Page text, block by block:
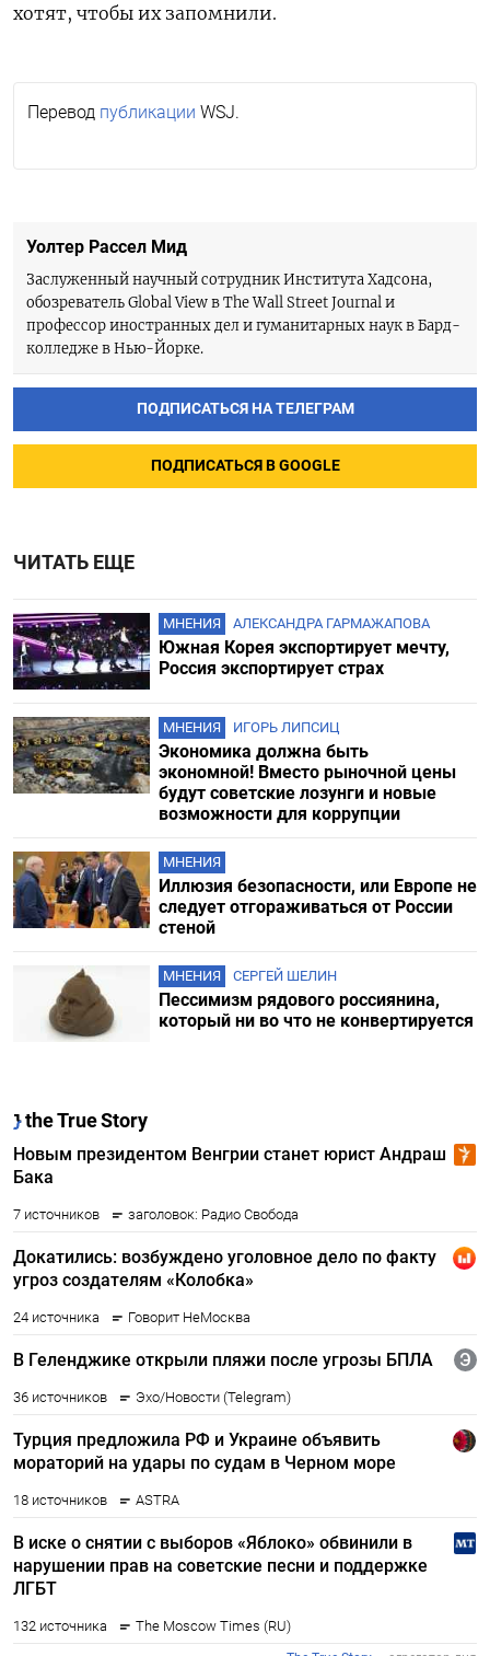
хотят, чтобы их запомнили.
Перевод публикации WSJ.
Уолтер Рассел Мид
Заслуженный научный сотрудник Института Хадсона,
обозреватель Global View в The Wall Street Journal и
профессор иностранных дел и гуманитарных наук в Бард-
колледже в Нью-Йорке.
ПОДПИСАТЬСЯ НА ТЕЛЕГРАМ
ПОДПИСАТЬСЯ В GOOGLE
ЧИТАТЬ ЕЩЕ
МНЕНИЯ АЛЕКСАНДРА ГАРМАЖАПОВА
Южная Корея экспортирует мечту,
Россия экспортирует страх
МНЕНИЯ ИГОРЬ ЛИПСИЦ
Экономика должна быть
экономной! Вместо рыночной цены
будут советские лозунги и новые
возможности для коррупции
МНЕНИЯ
Иллюзия безопасности, или Европе не
следует отгораживаться от России
стеной
МНЕНИЯ СЕРГЕЙ ШЕЛИН
Пессимизм рядового россиянина,
который ни во что не конвертируется